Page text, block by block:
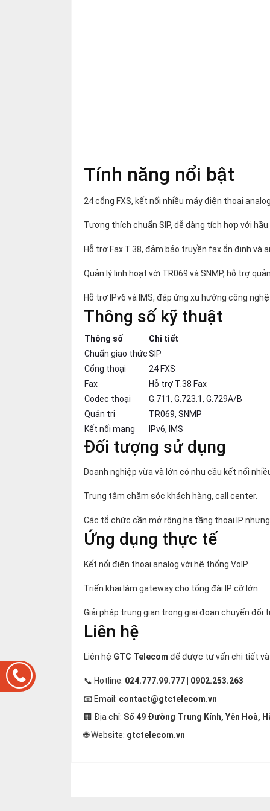
Tính năng nổi bật
24 cổng FXS, kết nối nhiều máy điện thoại
Tương thích chuẩn SIP, dễ dàng tích hợp với hầu
Hỗ trợ Fax T.38, đảm bảo truyền fax ổn định và
Quản lý linh hoạt với TR069 và SNMP, hỗ trợ
Hỗ trợ IPv6 và IMS, đáp ứng xu hướng công nghệ
Thông số kỹ thuật
Thông số
Chi tiết
Chuẩn giao thứcSIP
Cổng thoại
24 FXS
Fax
Hỗ trợ T.38 Fax
Codec thoại
G.711, G.723.1, G.729A/B
Quản trị
TR069, SNMP
Kết nối mạng
IPv6, IMS
Đối tượng sử dụng
Doanh nghiệp vừa và lớn có nhu cầu kết nối
Trung tâm chăm sóc khách hàng, call center.
Các tổ chức cần mở rộng hạ tầng thoại IP
Ứng dụng thực tế
Kết nối điện thoại analog với hệ thống VoIP.
Triển khai làm gateway cho tổng đài IP cỡ lớn.
Giải pháp trung gian trong giai đoạn chuyển đổi
Liên hệ
Liên hệ GTC Telecom để được tư vấn chi tiết
📞 Hotline: 024.777.99.777 | 0902.253.263
📧 Email: contact@gtctelecom.vn
🏢 Địa chỉ: Số 49 Đường Trung Kính, Yên Hoà,
🌐 Website: gtctelecom.vn